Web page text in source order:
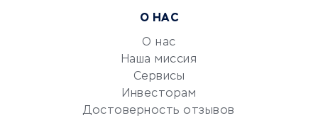
документооборот
О НАС
О нас
Наша миссия
Сервисы
Инвесторам
Достоверность отзывов